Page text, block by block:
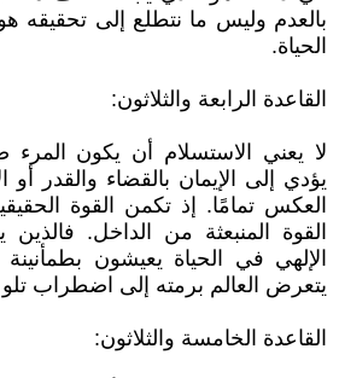
بالعدم وليس ما نتطلع إلى تحقيقه
الحياة.
القاعدة الرابعة والثلاثون:
لا يعني الاستسلام أن يكون المرء
يؤدي إلى الإيمان بالقضاء والقدر
العكس تمامًا. إذ تكمن القوة
القوة المنبعثة من الداخل.
الإلهي في الحياة يعيشون
يتعرض العالم برمته إلى اضطراب
القاعدة الخامسة والثلاثون: